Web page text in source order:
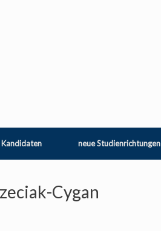
Kandidaten neue Studienrichtungen
Cygan